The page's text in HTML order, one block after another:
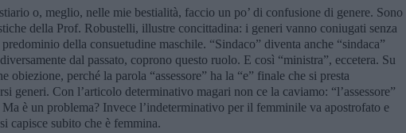
o, meglio, nelle mie bestialità, faccio un po’ di confusione di genere. Sono
della Prof. Robustelli, illustre concittadina: i generi vanno coniugati senza
della consuetudine maschile. “Sindaco” diventa anche “sindaca”
dal passato, coprono questo ruolo. E così “ministra”, eccetera. Su
obiezione, perché la parola “assessore” ha la “e” finale che si presta
generi. Con l’articolo determinativo magari non ce la caviamo: “l’assessore”
Ma è un problema? Invece l’indeterminativo per il femminile va apostrofato e
capisce subito che è femmina.